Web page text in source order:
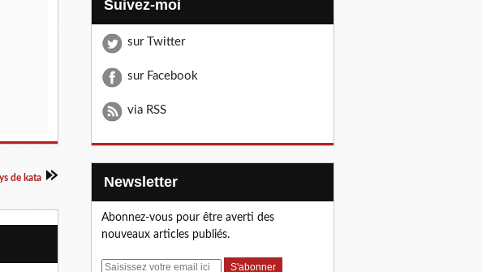
de kata
Suivez-moi
sur Twitter
sur Facebook
via RSS
Newsletter
Abonnez-vous pour être averti des
nouveaux articles publiés.
E